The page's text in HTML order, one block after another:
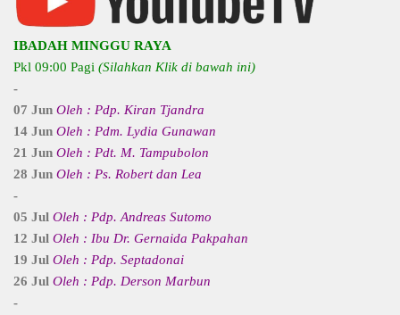
IBADAH MINGGU RAYA
Pkl 09:00 Pagi (Silahkan Klik di bawah ini)
-
07 Jun Oleh : Pdp. Kiran Tjandra
14 Jun Oleh : Pdm. Lydia Gunawan
21 Jun Oleh : Pdt. M. Tampubolon
28 Jun Oleh : Ps. Robert dan Lea
-
05 Jul Oleh : Pdp. Andreas Sutomo
12 Jul Oleh : Ibu Dr. Gernaida Pakpahan
19 Jul Oleh : Pdp. Septadonai
26 Jul Oleh : Pdp. Derson Marbun
-